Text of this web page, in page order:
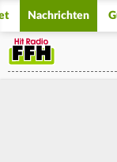
Nachrichten